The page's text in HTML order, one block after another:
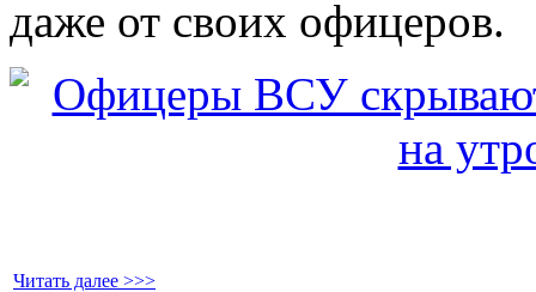
даже от своих офицеров.
Читать далее >>>